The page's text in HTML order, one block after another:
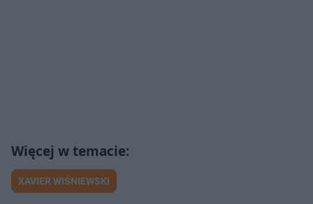
XAVIER WIŚNIEWSKI